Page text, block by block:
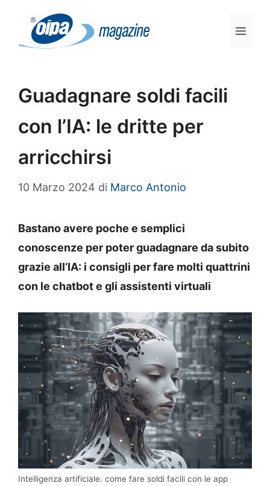
contenuto
Guadagnare soldi facili
con l’IA: le dritte per
arricchirsi
10 Marzo 2024 di Marco Antonio
Bastano avere poche e semplici
conoscenze per poter guadagnare da subito
grazie all’IA: i consigli per fare molti quattrini
con le chatbot e gli assistenti virtuali
Intelligenza artificiale. come fare soldi facili con le app